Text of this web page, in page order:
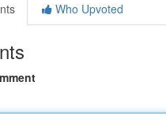
Who Upvoted